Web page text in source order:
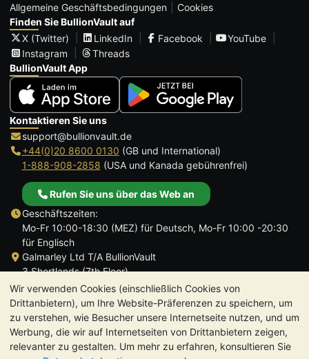
Wir verwenden Cookies (einschließlich Cookies von
Drittanbietern), um Ihre Website-Präferenzen zu speichern, um
zu verstehen, wie Besucher unsere Internetseite nutzen, und um
Werbung, die wir auf Internetseiten von Drittanbietern zeigen,
relevanter zu gestalten. Um mehr zu erfahren, konsultieren Sie
Allgemeine Geschäftsbedingungen
Cookies
Finden Sie BullionVault auf
X (Twitter)
LinkedIn Facebook
YouTube
Instagram
Threads
BullionVault App
Kontaktieren Sie uns
support@bullionvault.de
+44(0)20 8600 0130 (GB und International)
1-888-908-2858 (USA und Kanada gebührenfrei)
Rufen Sie uns über das Web an
Geschäftszeiten:
Mo-Fr 10:00-18:30 (MEZ) für Deutsch, Mo-Fr 10:00 -20:30
für Englisch
Galmarley Ltd T/A BullionVault
3 Shortlands (7th Floor)
Hammersmith
London
W6 8DA
Großbritannien